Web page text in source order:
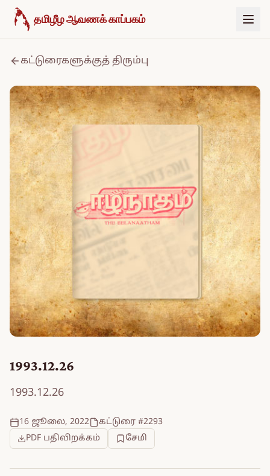
உள்ளடக்கத்திற்குச் செல்க
தமிழீழ ஆவணக் காப்பகம்
கட்டுரைகளுக்குத் திரும்பு
1993.12.26
1993.12.26
16 ஜூலை, 2022
கட்டுரை #2293
PDF பதிவிறக்கம்
சேமி